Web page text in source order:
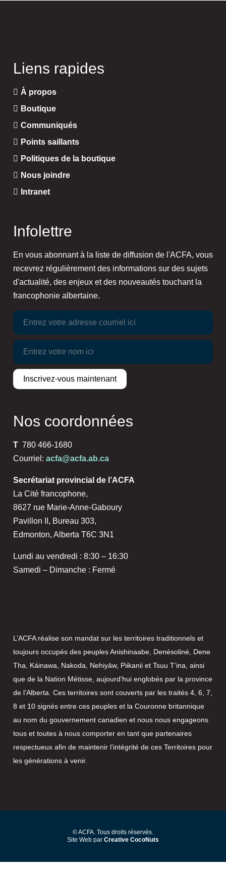
Liens rapides
À propos
Boutique
Communiqués
Points saillants
Politiques de la boutique
Nous joindre
Intranet
Infolettre
En vous abonnant à la liste de diffusion de l'ACFA, vous
recevrez régulièrement des informations sur des sujets
d'actualité, des enjeux et des nouveautés touchant la
francophonie albertaine.
Nos coordonnées
T 780 466-1680
Courriel: acfa@acfa.ab.ca
Secrétariat provincial de l’ACFA
La Cité francophone,
8627 rue Marie-Anne-Gaboury
Pavillon II, Bureau 303,
Edmonton, Alberta T6C 3N1
Lundi au vendredi : 8:30 – 16:30
Samedi – Dimanche : Fermé
L’ACFA réalise son mandat sur les territoires traditionnels et
toujours occupés des peuples Anishinaabe, Denésoliné, Dene
Tha, Káinawa, Nakoda, Nehiyāw, Piikanii et Tsuu T’ina, ainsi
que de la Nation Métisse, aujourd’hui englobés par la province
de l’Alberta. Ces territoires sont couverts par les traités 4, 6, 7,
8 et 10 signés entre ces peuples et la Couronne britannique
au nom du gouvernement canadien et nous nous engageons
tous et toutes à nous comporter en tant que partenaires
respectueux afin de maintenir l’intégrité de ces Territoires pour
les générations à venir.
© ACFA. Tous droits réservés.
Site Web par Creative CocoNuts